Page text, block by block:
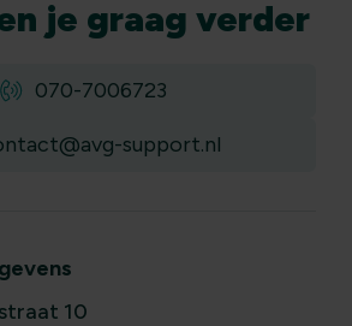
je graag verder
070-7006723
support.nl
10